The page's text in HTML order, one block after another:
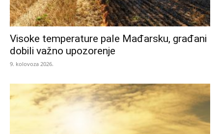
Visoke temperature pale Mađarsku, građani
dobili važno upozorenje
9. kolovoza 2026.